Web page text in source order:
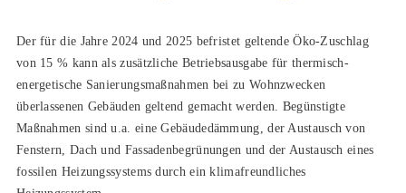
Der für die Jahre 2024 und 2025 befristet geltende Öko-Zuschlag
von 15 % kann als zusätzliche Betriebsausgabe für thermisch-
energetische Sanierungsmaßnahmen bei zu Wohnzwecken
überlassenen Gebäuden geltend gemacht werden. Begünstigte
Maßnahmen sind u.a. eine Gebäudedämmung, der Austausch von
Fenstern, Dach und Fassadenbegrünungen und der Austausch eines
fossilen Heizungssystems durch ein klimafreundliches